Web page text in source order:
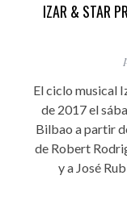
IZAR & STAR
El ciclo musical
de 2017 el
Bilbao a partir
de Robert
y a José